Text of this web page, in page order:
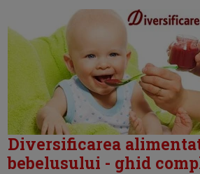
Diversificarea
bebelusului - ghid